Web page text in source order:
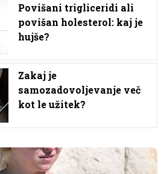
Povišani trigliceridi ali
povišan holesterol: kaj je
hujše?
Zakaj je
samozadovoljevanje več
kot le užitek?